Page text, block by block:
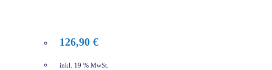
126,90 €
inkl. 19 % MwSt.